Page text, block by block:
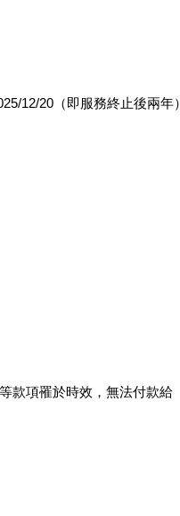
12/20（即服務終止後兩年）
款項罹於時效，無法付款給